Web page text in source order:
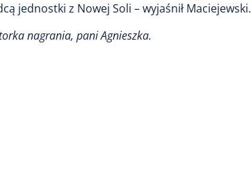
jednostki z Nowej Soli – wyjaśnił Maciejewski.
nagrania, pani Agnieszka.